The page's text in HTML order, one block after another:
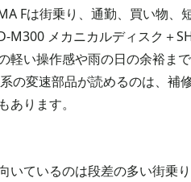
Fは街乗り、通勤、買い物
M300 メカニカルディスク＋
軽い操作感や雨の日の余裕ま
の変速部品が読めるのは、補
ります。
いているのは段差の多い街乗